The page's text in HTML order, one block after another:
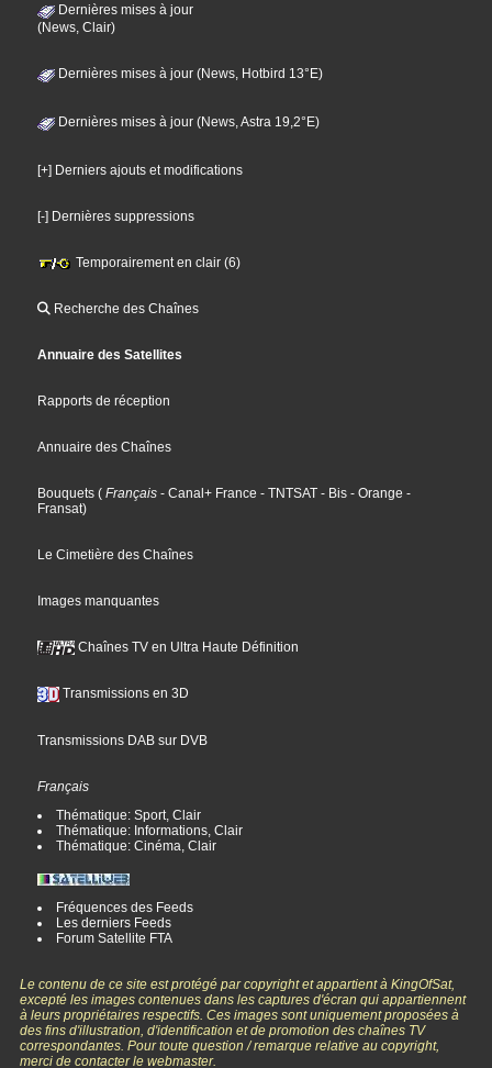
Dernières mises à jour
(News, Clair)
Dernières mises à jour (News, Hotbird 13°E)
Dernières mises à jour (News, Astra 19,2°E)
[+] Derniers ajouts et modifications
[-] Dernières suppressions
Temporairement en clair (6)
Recherche des Chaînes
Annuaire des Satellites
Rapports de réception
Annuaire des Chaînes
Bouquets ( Français - Canal+ France - TNTSAT - Bis - Orange -
Fransat)
Le Cimetière des Chaînes
Images manquantes
Chaînes TV en Ultra Haute Définition
Transmissions en 3D
Transmissions DAB sur DVB
Français
Thématique: Sport, Clair
Thématique: Informations, Clair
Thématique: Cinéma, Clair
Fréquences des Feeds
Les derniers Feeds
Forum Satellite FTA
Le contenu de ce site est protégé par copyright et appartient à KingOfSat,
excepté les images contenues dans les captures d'écran qui appartiennent
à leurs propriétaires respectifs. Ces images sont uniquement proposées à
des fins d'illustration, d'identification et de promotion des chaînes TV
correspondantes. Pour toute question / remarque relative au copyright,
merci de contacter le webmaster.